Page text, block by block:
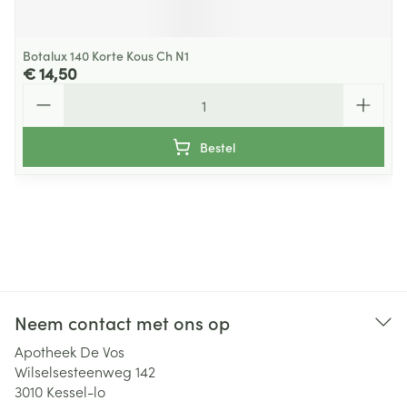
Botalux 140 Korte Kous Ch N1
€ 14,50
Bestel
Neem contact met ons op
Apotheek De Vos
Wilselsesteenweg 142
3010 Kessel-lo